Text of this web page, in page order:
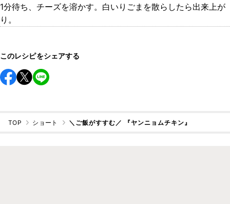
1分待ち、チーズを溶かす。白いりごまを散らしたら出来上が
り。
このレシピをシェアする
TOP ショート ＼ご飯がすすむ／ 『ヤンニョムチキン』